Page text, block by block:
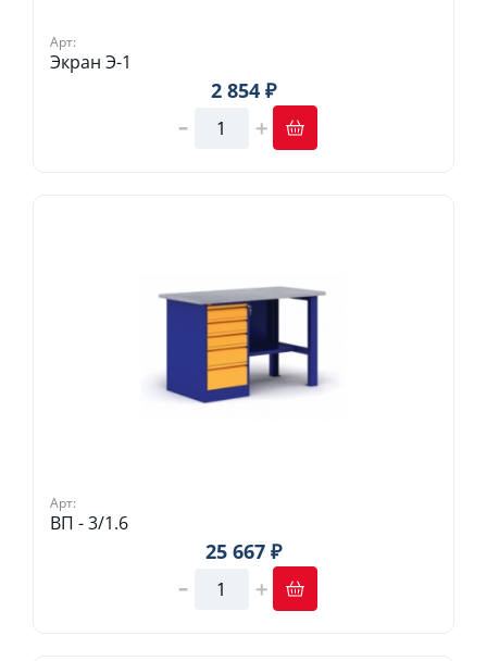
Арт:
Экран Э-1
2 854 ₽
Арт:
ВП - 3/1.6
25 667 ₽